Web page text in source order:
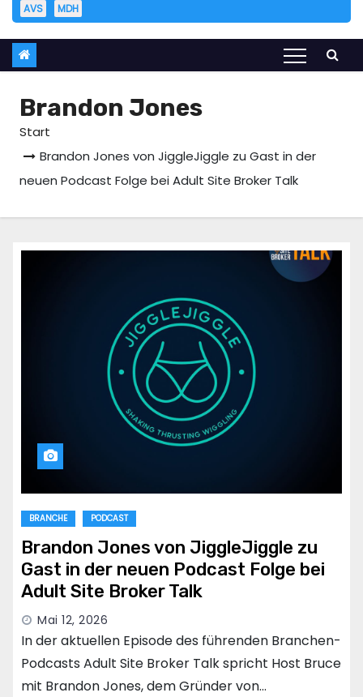
AVS
MDH
Brandon Jones
Start
Brandon Jones von JiggleJiggle zu Gast in der
neuen Podcast Folge bei Adult Site Broker Talk
BRANCHE PODCAST
Brandon Jones von JiggleJiggle zu
Gast in der neuen Podcast Folge bei
Adult Site Broker Talk
Mai 12, 2026
In der aktuellen Episode des führenden Branchen-
Podcasts Adult Site Broker Talk spricht Host Bruce
mit Brandon Jones, dem Gründer von…